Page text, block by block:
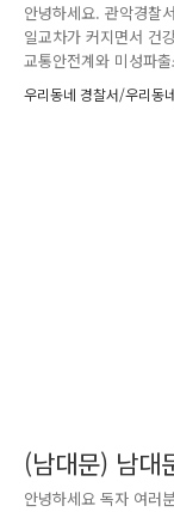
안녕하세요. 관악경찰
일교차가 커지면서 건
교통안전계와 미성파
“어린이가 먼저”인 교
노란 횡단보도 설치
우리동네 경찰서/우리동
(남대문) 남대
캠페인을 진
안녕하세요 독자 여러